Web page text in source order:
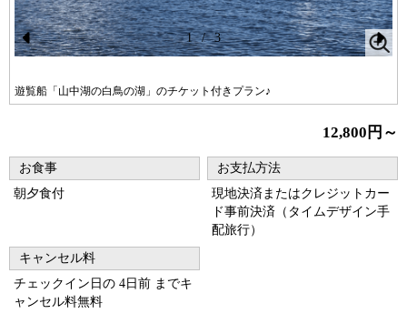
Pr
ev
遊覧船「山中湖の白鳥の湖」のチケット付きプラン♪
N
1 / 3
12,800円～
お食事
朝夕食付
お支払方法
現地決済またはクレジットカー
ド事前決済（タイムデザイン手
配旅行）
キャンセル料
チェックイン日の 4日前 までキ
ャンセル料無料